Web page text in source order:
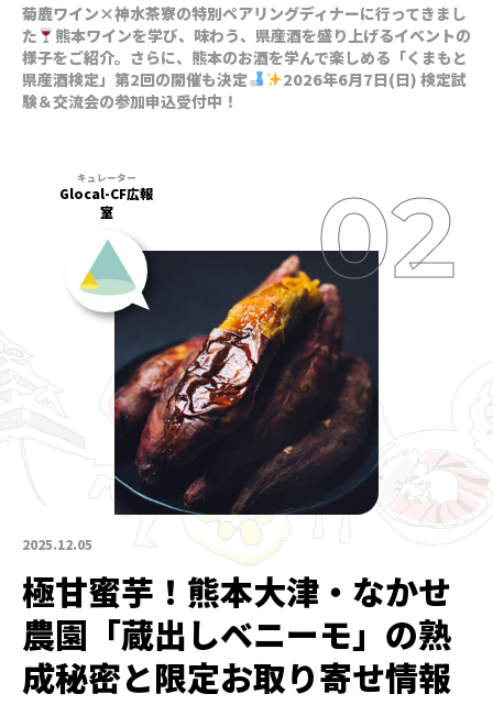
菊鹿ワイン×神水茶寮の特別ペアリングディナーに行ってきまし
た
熊本ワインを学び、味わう、県産酒を盛り上げるイベントの
様子をご紹介。さらに、熊本のお酒を学んで楽しめる「くまもと
県産酒検定」第2回の開催も決定
2026年6月7日(日) 検定試
験＆交流会の参加申込受付中！
2025.12.05
Glocal-CF広報
室
極甘蜜芋！熊本大津・なかせ
農園「蔵出しベニーモ」の熟
成秘密と限定お取り寄せ情報